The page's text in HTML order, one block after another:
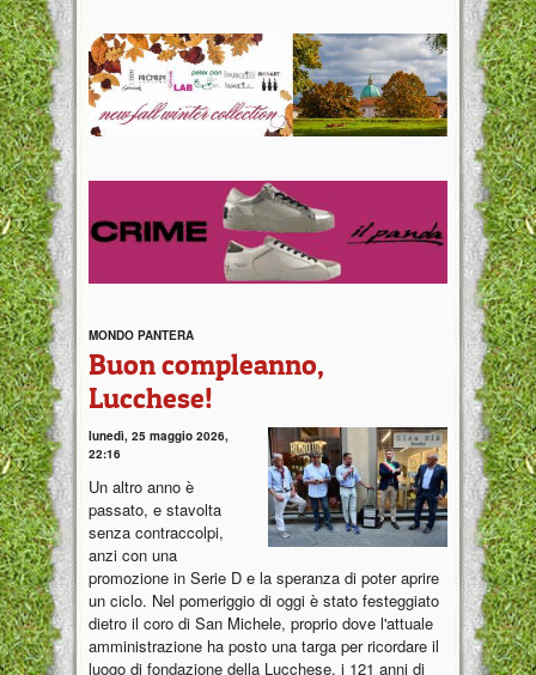
MONDO PANTERA
Buon compleanno,
Lucchese!
lunedì, 25 maggio 2026,
22:16
Un altro anno è
passato, e stavolta
senza contraccolpi,
anzi con una
promozione in Serie D e la speranza di poter aprire
un ciclo. Nel pomeriggio di oggi è stato festeggiato
dietro il coro di San Michele, proprio dove l'attuale
amministrazione ha posto una targa per ricordare il
luogo di fondazione della Lucchese, i 121 anni di